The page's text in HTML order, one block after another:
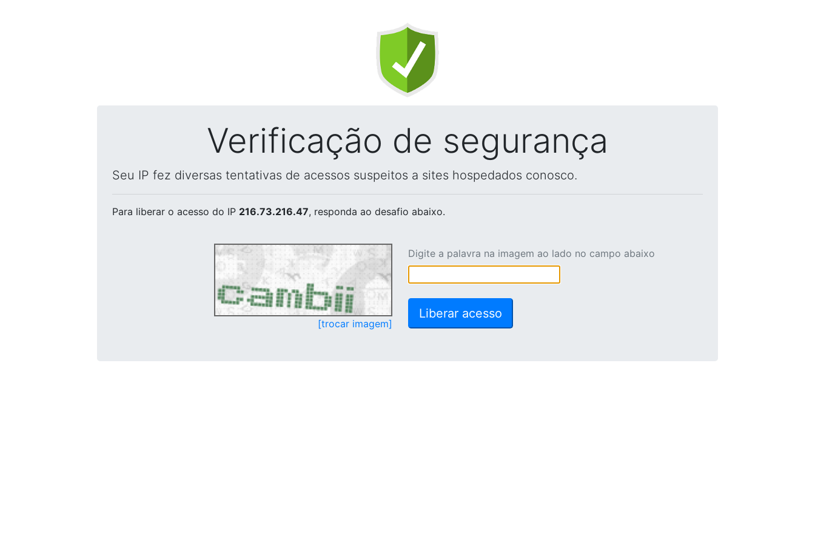
Verificação de segurança
Seu IP fez diversas tentativas de acessos suspeitos a sites hospedados conosco.
Para liberar o acesso do IP 216.73.216.47, responda ao desafio abaixo.
[trocar imagem]
Digite a palavra na imagem ao lado no campo abaixo